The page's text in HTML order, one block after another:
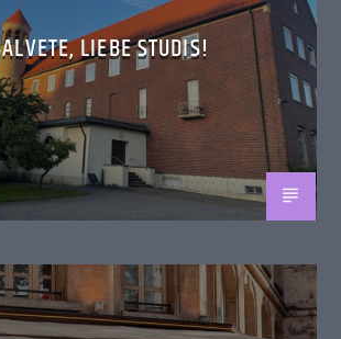
LIEBE STUDIS!